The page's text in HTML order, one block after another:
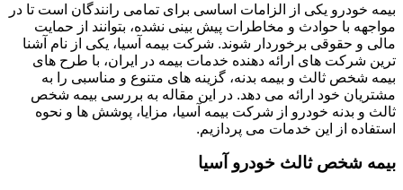
بیمه خودرو یکی از الزامات اساسی برای تمامی رانندگان است تا در
مواجهه با حوادث و مخاطرات پیش بینی نشده، بتوانند از حمایت
مالی و حقوقی برخوردار شوند. شرکت بیمه آسیا، یکی از نام آشنا
ترین شرکت های ارائه دهنده خدمات بیمه در ایران، با طرح های
بیمه شخص ثالث و بیمه بدنه، گزینه های متنوع و مناسبی را به
مشتریان خود ارائه می دهد. در این مقاله به بررسی بیمه شخص
ثالث و بدنه خودرو از شرکت بیمه آسیا، مزایا، پوشش ها و نحوه
استفاده از این خدمات می پردازیم.
بیمه شخص ثالث خودرو آسیا